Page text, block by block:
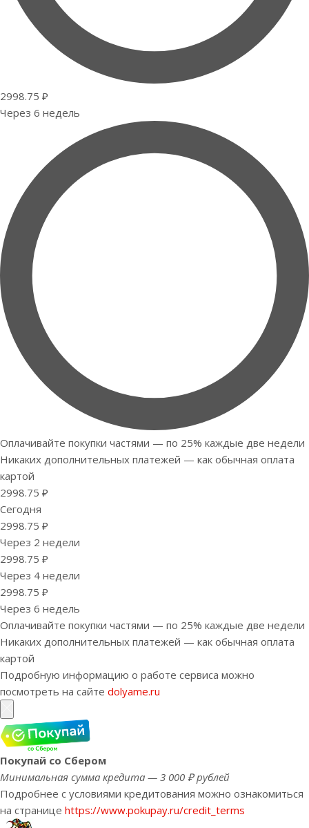
2998.75 ₽
Через 6 недель
Оплачивайте покупки частями — по 25% каждые две недели
Никаких дополнительных платежей — как обычная оплата
картой
2998.75 ₽
Сегодня
2998.75 ₽
Через 2 недели
2998.75 ₽
Через 4 недели
2998.75 ₽
Через 6 недель
Оплачивайте покупки частями — по 25% каждые две недели
Никаких дополнительных платежей — как обычная оплата
картой
Подробную информацию о работе сервиса можно
посмотреть на сайте dolyame.ru
Покупай со Сбером
Минимальная сумма кредита — 3 000 ₽ рублей
Подробнее с условиями кредитования можно ознакомиться
на странице https://www.pokupay.ru/credit_terms